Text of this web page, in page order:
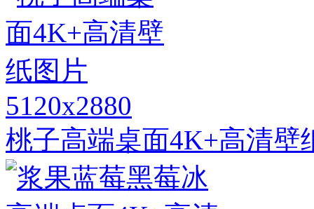
5120x2880
桃子高端桌面4K+高清壁